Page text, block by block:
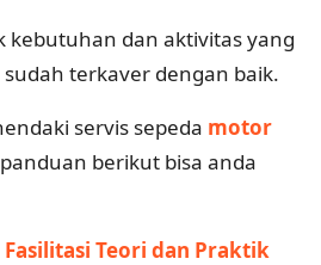
kebutuhan dan aktivitas yang
terkaver dengan baik.
servis sepeda motor
berikut bisa anda
Teori dan Praktik